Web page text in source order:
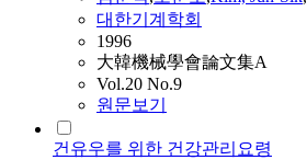
대한기계학회
1996
大韓機械學會論文集A
Vol.20 No.9
원문보기
건유우를 위한 건강관리요령